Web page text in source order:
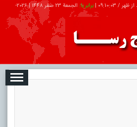
09:10:04
|برابر با: الجمعة 23 صفر 1448 |
2026-
تبلیغات درباره ما ارتباط با ما